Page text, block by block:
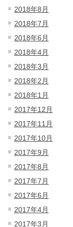
2018年8月
2018年7月
2018年6月
2018年4月
2018年3月
2018年2月
2018年1月
2017年12月
2017年11月
2017年10月
2017年9月
2017年8月
2017年7月
2017年6月
2017年4月
2017年3月